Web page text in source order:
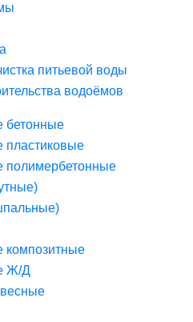
питьевой воды
водоёмов
бетонные
пластиковые
полимербетонные
композитные
Ж/Д